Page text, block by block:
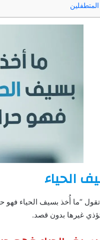
الحياء
“ما أُخذ بسيف الحياء
غيرها بدون قصد.